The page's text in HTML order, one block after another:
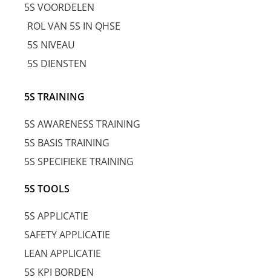
5S VOORDELEN
ROL VAN 5S IN QHSE
5S NIVEAU
5S DIENSTEN
5S TRAINING
5S AWARENESS TRAINING
5S BASIS TRAINING
5S SPECIFIEKE TRAINING
5S TOOLS
5S APPLICATIE
SAFETY APPLICATIE
LEAN APPLICATIE
5S KPI BORDEN